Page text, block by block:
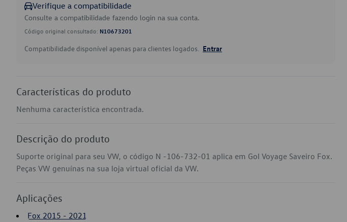
Verifique a compatibilidade
Consulte a compatibilidade fazendo login na sua conta.
Código original consultado: N10673201
Compatibilidade disponível apenas para clientes logados. Entrar
Características do produto
Nenhuma característica encontrada.
Descrição do produto
Suporte original para seu VW, o código N -106-732-01 aplica em Gol Voyage Saveiro Fox.
Peças VW genuínas na sua loja virtual oficial da VW.
Aplicações
Fox 2015 - 2021